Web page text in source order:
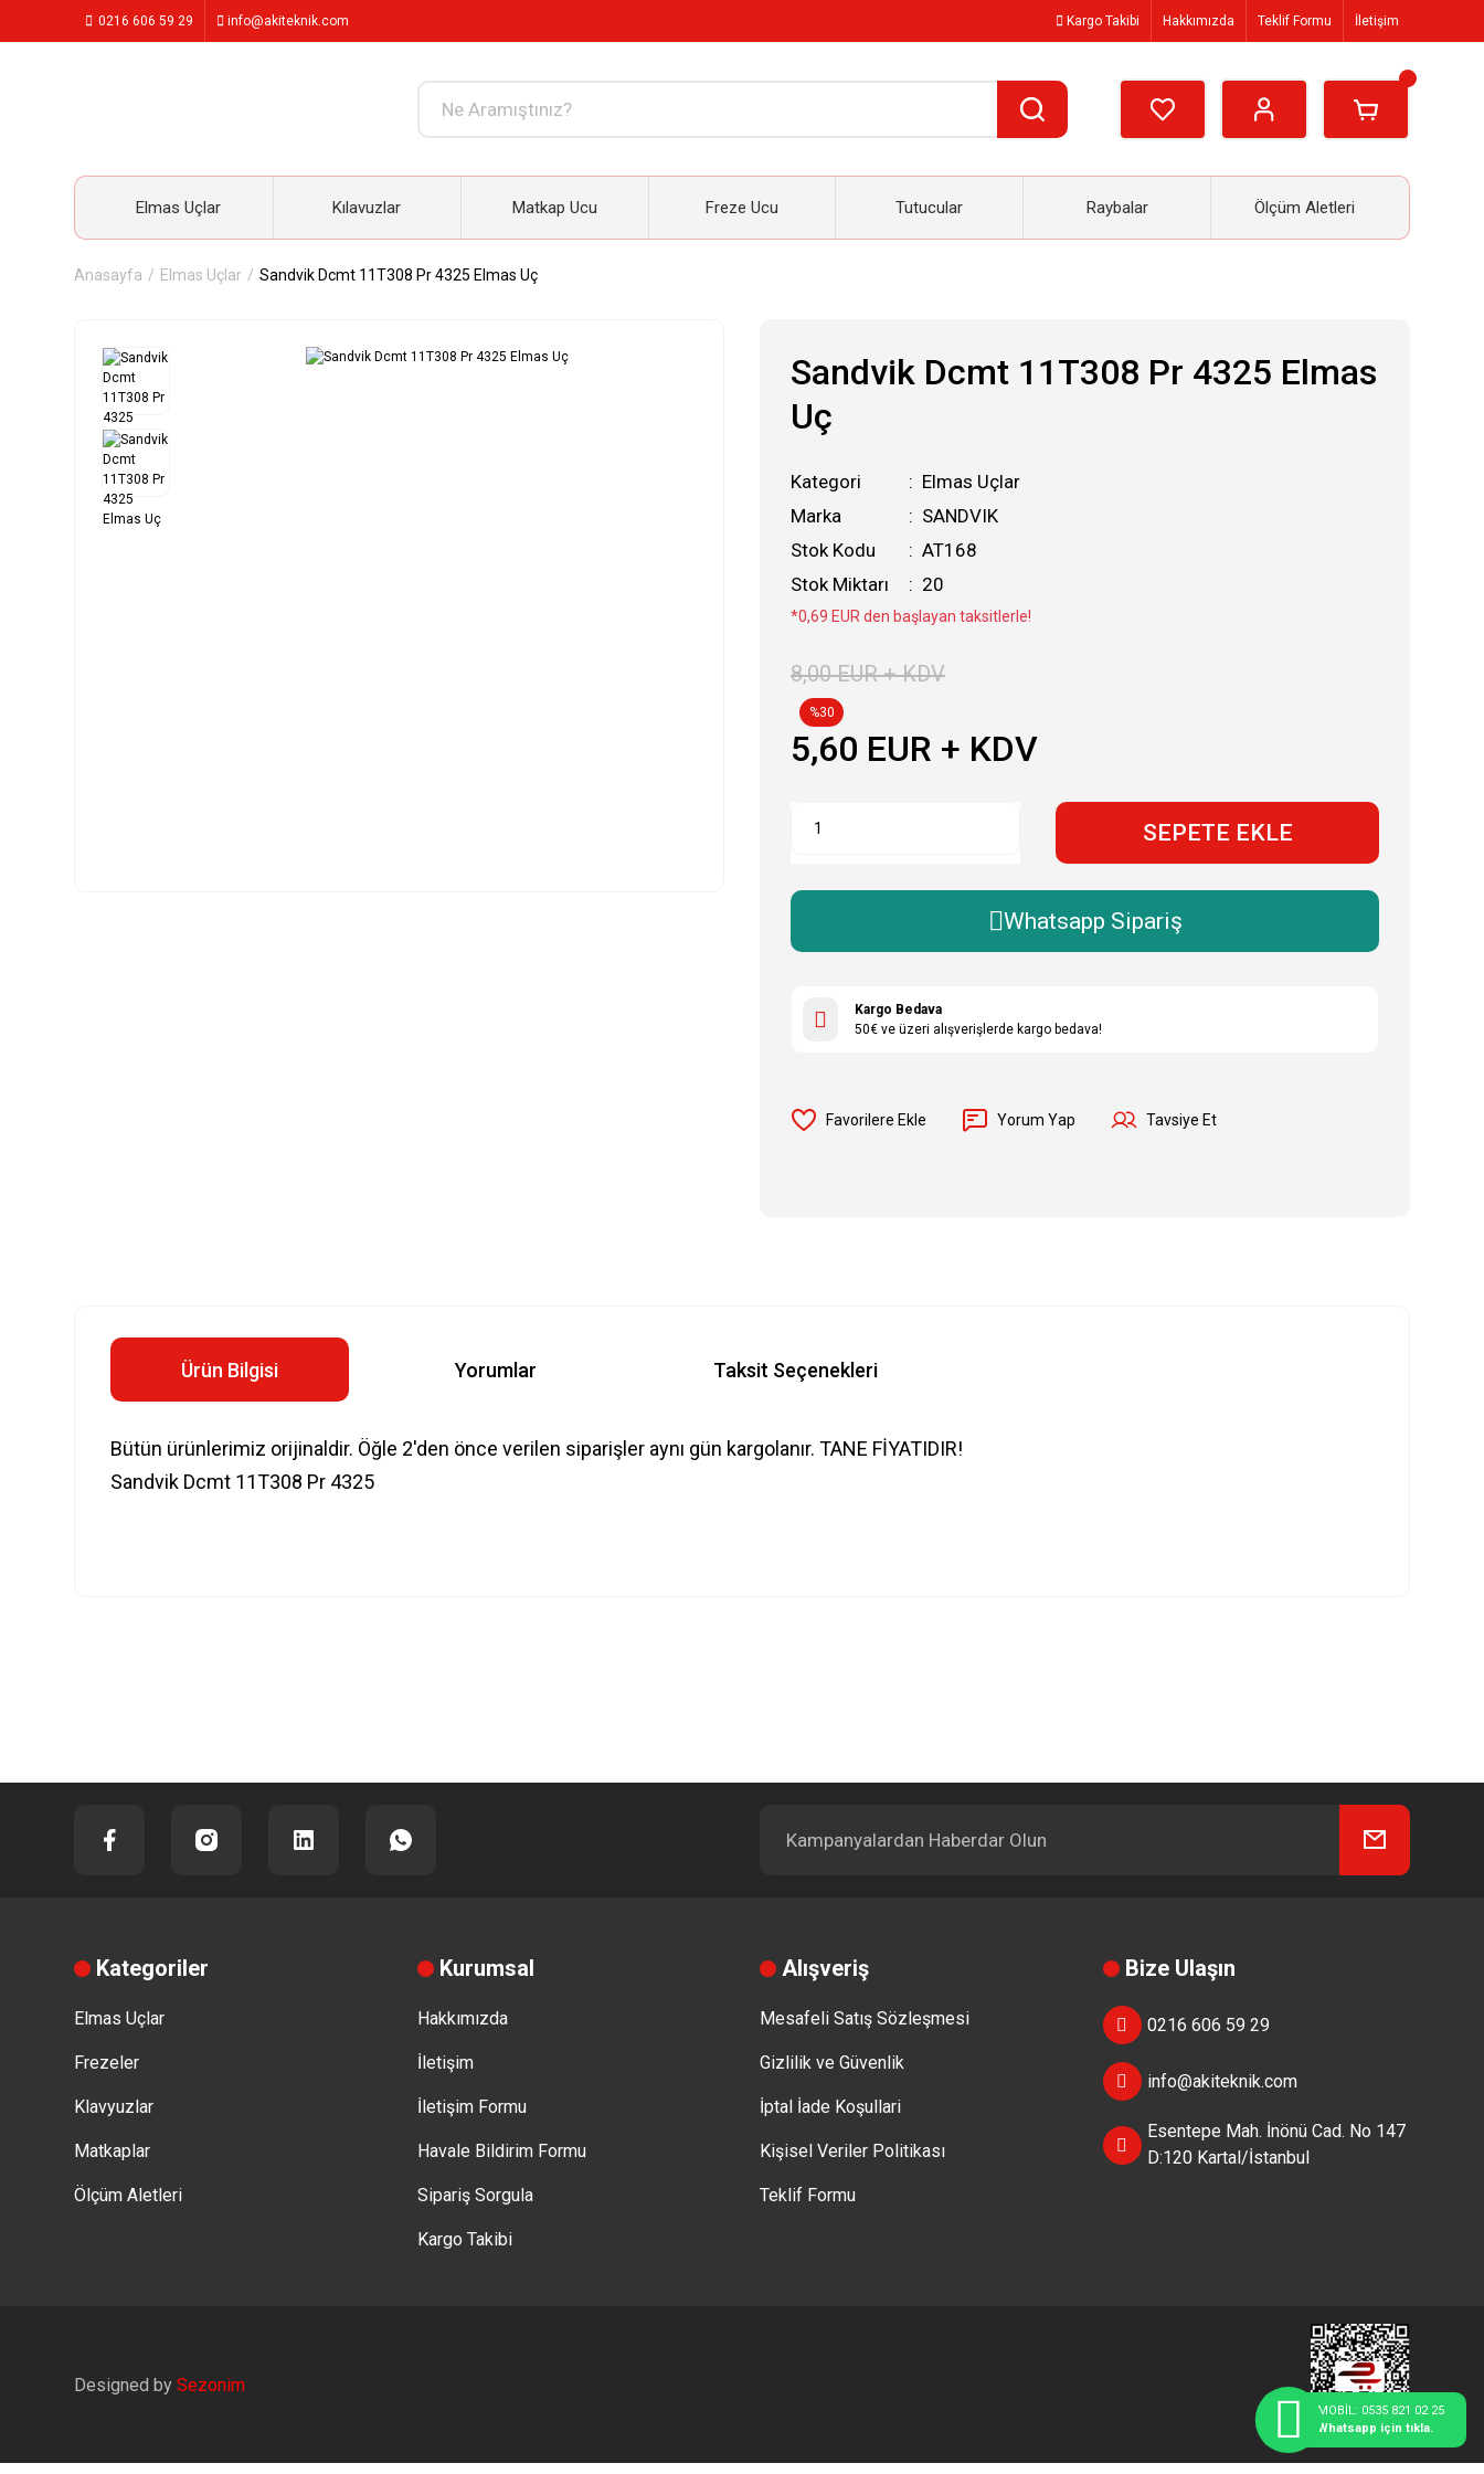
0216 606 59 29 info@akiteknik.com Kargo Takibi Hakkımızda Teklif Formu İletişim
Elmas Uçlar Kılavuzlar Matkap Ucu Freze Ucu Tutucular Raybalar Ölçüm Aletleri
Anasayfa Elmas Uçlar Sandvik Dcmt 11T308 Pr 4325 Elmas Uç
Sandvik Dcmt 11T308 Pr 4325 Elmas
Uç
Kategori
Elmas Uçlar
Marka
SANDVIK
Stok Kodu
AT168
Stok Miktarı
20
*0,69 EUR den başlayan taksitlerle!
8,00 EUR + KDV
%30
5,60 EUR + KDV
SEPETE EKLE
Whatsapp Sipariş
Kargo Bedava
50€ ve üzeri alışverişlerde kargo bedava!
Yorum Yap Tavsiye Et
Ürün Bilgisi Yorumlar Taksit Seçenekleri
Bütün ürünlerimiz orijinaldir. Öğle 2'den önce verilen siparişler aynı gün kargolanır. TANE FİYATIDIR!
Sandvik Dcmt 11T308 Pr 4325
Kategoriler
Elmas Uçlar
Frezeler
Klavyuzlar
Matkaplar
Ölçüm Aletleri
Kurumsal
Hakkımızda
İletişim
İletişim Formu
Havale Bildirim Formu
Sipariş Sorgula
Kargo Takibi
Alışveriş
Mesafeli Satış Sözleşmesi
Gizlilik ve Güvenlik
İptal İade Koşullari
Kişisel Veriler Politikası
Teklif Formu
Bize Ulaşın
0216 606 59 29
info@akiteknik.com
Esentepe Mah. İnönü Cad. No 147
D:120 Kartal/İstanbul
Designed by Sezonim
MOBİL: 0535 821 02 25
Whatsapp için tıkla.